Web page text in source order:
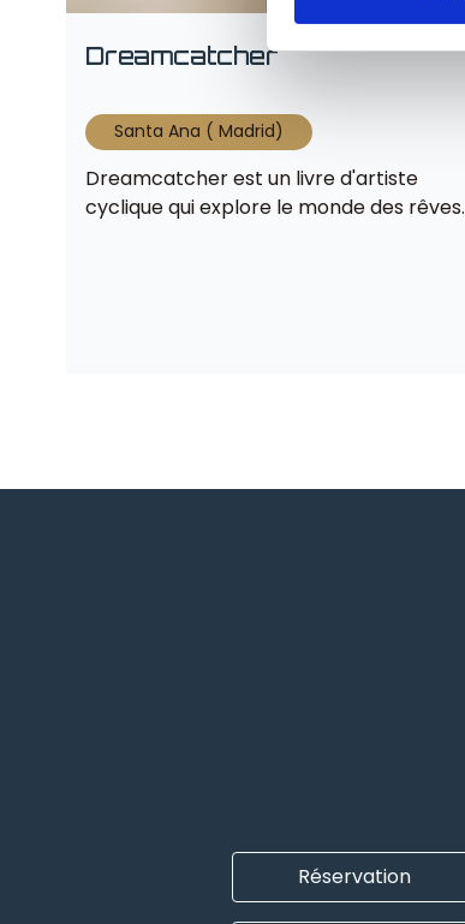
Dreamcatcher
Santa Ana ( Madrid)
Dreamcatcher est un livre d'artiste
cyclique qui explore le monde des rêves.
Réservation